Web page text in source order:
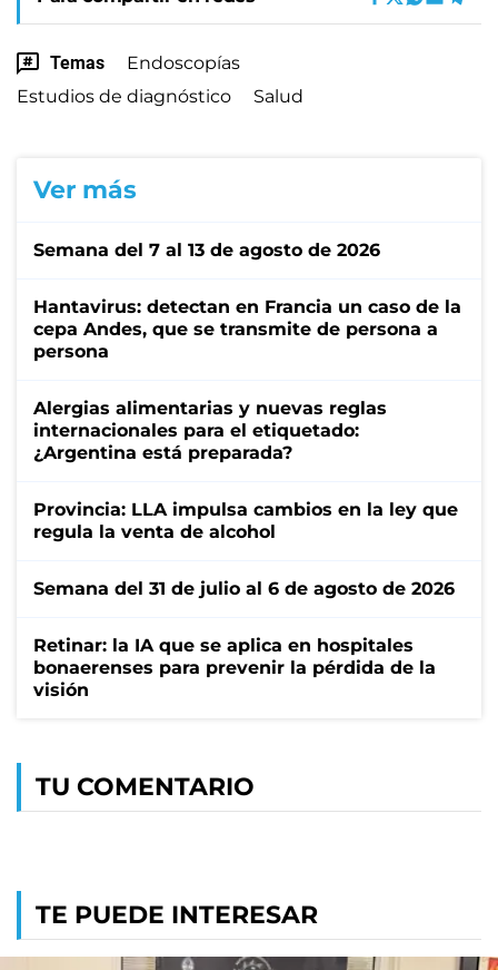
Temas
Endoscopías
Estudios de diagnóstico
Salud
Ver más
Semana del 7 al 13 de agosto de 2026
Hantavirus: detectan en Francia un caso de la
cepa Andes, que se transmite de persona a
persona
Alergias alimentarias y nuevas reglas
internacionales para el etiquetado:
¿Argentina está preparada?
Provincia: LLA impulsa cambios en la ley que
regula la venta de alcohol
Semana del 31 de julio al 6 de agosto de 2026
Retinar: la IA que se aplica en hospitales
bonaerenses para prevenir la pérdida de la
visión
TU COMENTARIO
TE PUEDE INTERESAR